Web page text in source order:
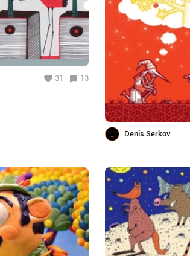
31 13
Denis Serkov